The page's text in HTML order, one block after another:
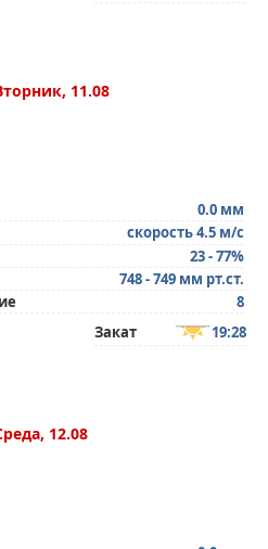
11.08
0.0 мм
скорость 4.5 м/с
23 - 77%
748 - 749 мм рт.ст.
8
Закат 19:28
12.08